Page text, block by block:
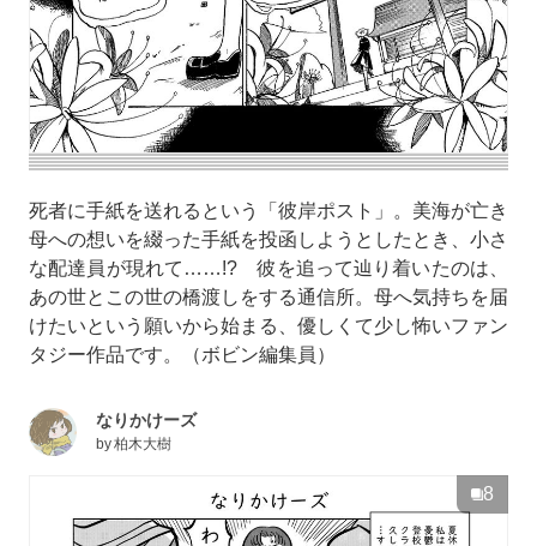
死者に手紙を送れるという「彼岸ポスト」。美海が亡き
母への想いを綴った手紙を投函しようとしたとき、小さ
な配達員が現れて……!? 彼を追って辿り着いたのは、
あの世とこの世の橋渡しをする通信所。母へ気持ちを届
けたいという願いから始まる、優しくて少し怖いファン
タジー作品です。（ボビン編集員）
なりかけーズ
by柏木大樹
8